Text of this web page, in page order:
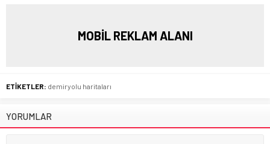
MOBİL REKLAM ALANI
ETİKETLER: demiryolu haritaları
YORUMLAR